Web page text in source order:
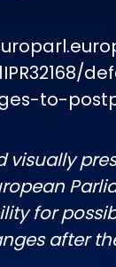
to-
visually
for
after